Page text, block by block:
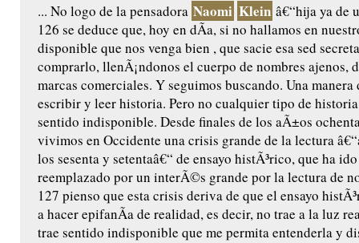
... No logo de la pensadora Naomi Klein â€“hija ya de
126 se deduce que, hoy en dÃ­a, si no hallamos en
disponible que nos venga bien , que sacie esa sed
comprarlo, llenÃ¡ndonos el cuerpo de nombres ajenos,
marcas comerciales. Y seguimos buscando. Una manera
escribir y leer historia. Pero no cualquier tipo de
sentido indisponible. Desde finales de los aÃ±os
vivimos en Occidente una crisis grande de la lectura
los sesenta y setentaâ€“ de ensayo histÃ³rico, que ha
reemplazado por un interÃ©s grande por la lectura de
127 pienso que esta crisis deriva de que el ensayo
a hacer epifanÃ­a de realidad, es decir, no trae a la luz
trae sentido indisponible que me permita entenderla y